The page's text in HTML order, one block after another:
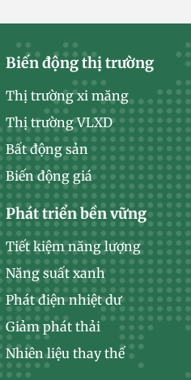
Biến động thị trường
Thị trường xi măng
Thị trường VLXD
Bất động sản
Biến động giá
Phát triển bền vững
Tiết kiệm năng lượng
Năng suất xanh
Phát điện nhiệt dư
Giảm phát thải
Nhiên liệu thay thế